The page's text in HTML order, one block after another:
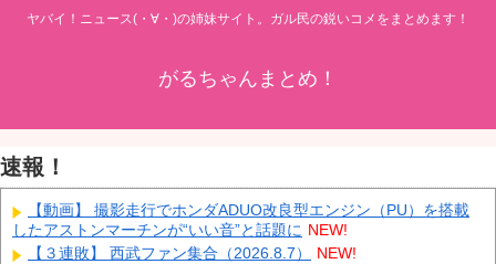
ヤバイ！ニュース(・∀・)の姉妹サイト。ガル民の鋭いコメをまとめます！
がるちゃんまとめ！
速報！
【動画】 撮影走行でホンダADUO改良型エンジン（PU）を搭載
したアストンマーチンが“いい音”と話題に NEW!
【３連敗】 西武ファン集合（2026.8.7）
NEW!